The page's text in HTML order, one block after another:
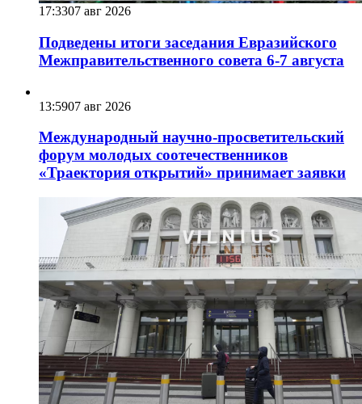
17:3307 авг 2026
Подведены итоги заседания Евразийского
Межправительственного совета 6-7 августа
13:5907 авг 2026
Международный научно-просветительский
форум молодых соотечественников
«Траектория открытий» принимает заявки